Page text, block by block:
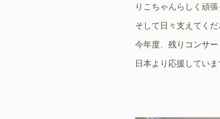
りこちゃんらしく頑張
そして日々支えてく
今年度、残りコンサ
日本より応援していま